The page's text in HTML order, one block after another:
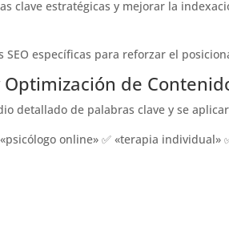
clave estratégicas y mejorar la
SEO específicas para reforzar el
Optimización de
detallado de palabras clave y se
online» ✅ «terapia